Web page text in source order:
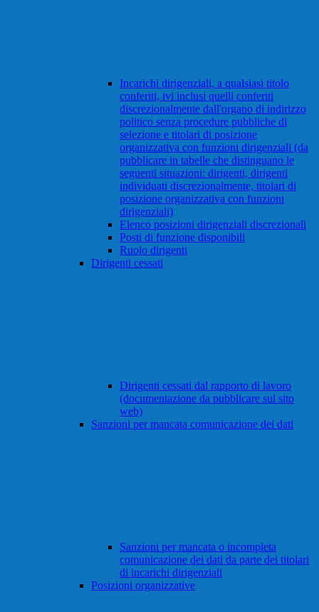
Incarichi dirigenziali, a qualsiasi titolo
conferiti, ivi inclusi quelli conferiti
discrezionalmente dall'organo di indirizzo
politico senza procedure pubbliche di
selezione e titolari di posizione
organizzativa con funzioni dirigenziali (da
pubblicare in tabelle che distinguano le
seguenti situazioni: dirigenti, dirigenti
individuati discrezionalmente, titolari di
posizione organizzativa con funzioni
dirigenziali)
Elenco posizioni dirigenziali discrezionali
Posti di funzione disponibili
Ruolo dirigenti
Dirigenti cessati
Dirigenti cessati dal rapporto di lavoro
(documentazione da pubblicare sul sito
web)
Sanzioni per mancata comunicazione dei dati
Sanzioni per mancata o incompleta
comunicazione dei dati da parte dei titolari
di incarichi dirigenziali
Posizioni organizzative